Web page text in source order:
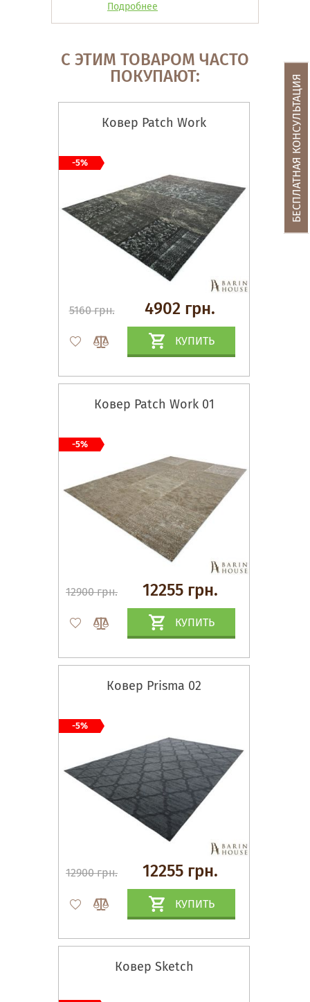
Подробнее
С ЭТИМ ТОВАРОМ ЧАСТО
ПОКУПАЮТ:
Ковер Patch Work
5160 грн. 4902 грн.
КУПИТЬ
-5%
Ковер Patch Work 01
12900 грн. 12255 грн.
КУПИТЬ
-5%
Ковер Prisma 02
12900 грн. 12255 грн.
КУПИТЬ
-5%
Ковер Sketch
БЕСПЛАТНАЯ КОНСУЛЬТАЦИЯ